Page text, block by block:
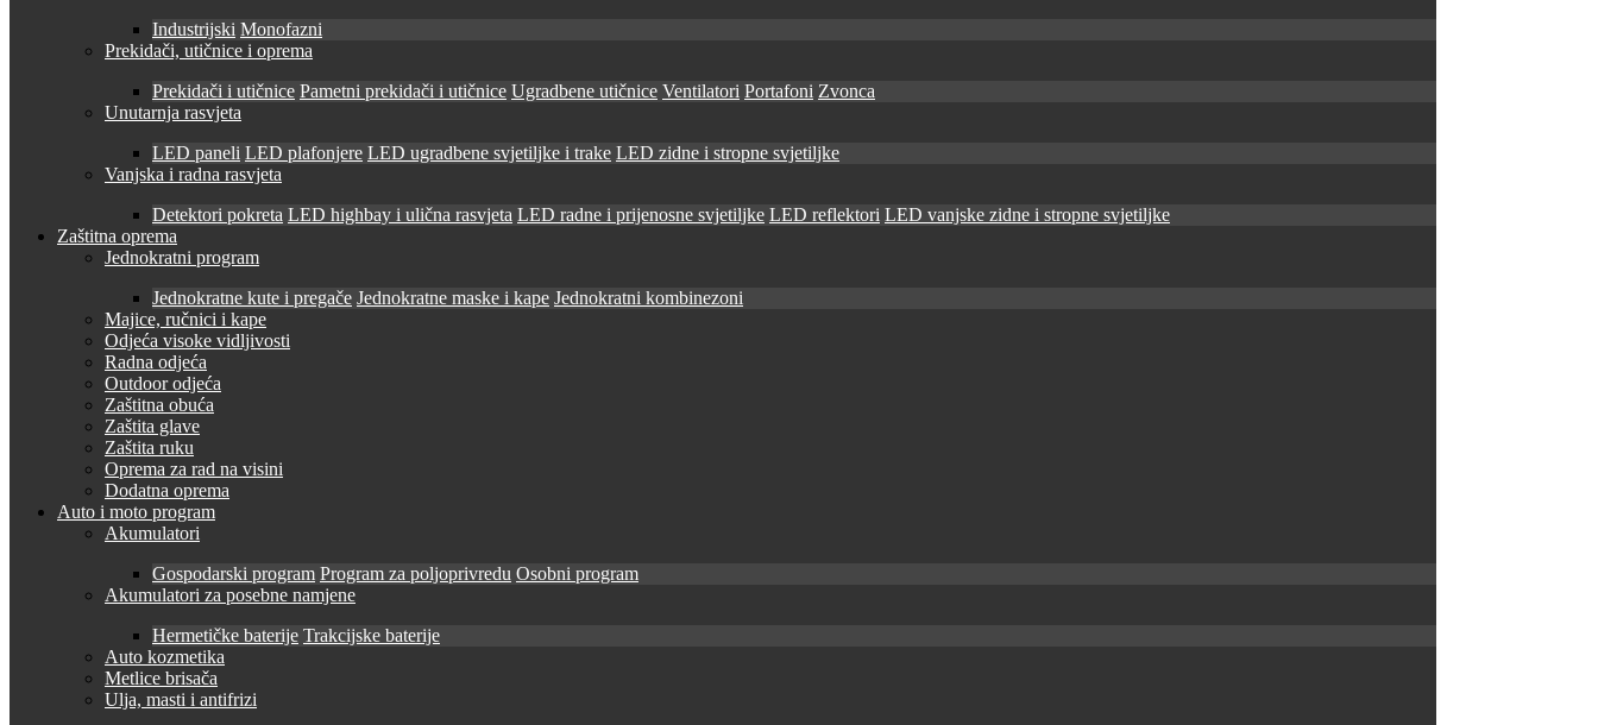
Industrijski Monofazni
Prekidači, utičnice i oprema
Prekidači i utičnice Pametni prekidači i utičnice Ugradbene utičnice Ventilatori Portafoni Zvonca
Unutarnja rasvjeta
LED paneli LED plafonjere LED ugradbene svjetiljke i trake LED zidne i stropne svjetiljke
Vanjska i radna rasvjeta
Detektori pokreta LED highbay i ulična rasvjeta LED radne i prijenosne svjetiljke LED reflektori LED vanjske zidne i stropne svjetiljke
Zaštitna oprema
Jednokratni program
Jednokratne kute i pregače Jednokratne maske i kape Jednokratni kombinezoni
Majice, ručnici i kape
Odjeća visoke vidljivosti
Radna odjeća
Outdoor odjeća
Zaštitna obuća
Zaštita glave
Zaštita ruku
Oprema za rad na visini
Dodatna oprema
Auto i moto program
Akumulatori
Gospodarski program Program za poljoprivredu Osobni program
Akumulatori za posebne namjene
Hermetičke baterije Trakcijske baterije
Auto kozmetika
Metlice brisača
Ulja, masti i antifrizi